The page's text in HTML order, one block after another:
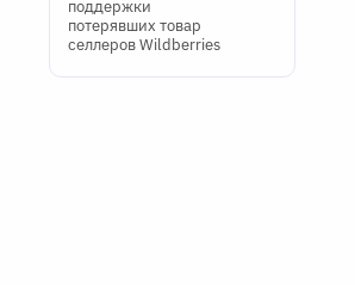
поддержки
потерявших товар
селлеров Wildberries